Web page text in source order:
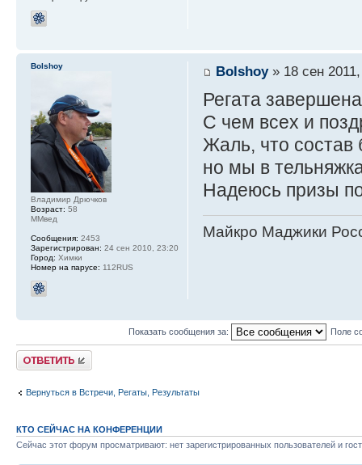
Bolshoy» 18 сен
Регата
С чем всех и
Жаль, что состав
но мы в
Надеюсь призы
Майкро Маджики
Bolshoy
Владимир Дрючков
Возраст: 58
ММвед
Сообщения: 2453
Зарегистрирован: 24 сен 2010, 23:20
Город: Химки
Номер на парусе: 112RUS
Показать сообщения за: Поле
Ответить
Вернуться в Встречи, Регаты, Результаты
КТО СЕЙЧАС НА КОНФЕРЕНЦИИ
Сейчас этот форум просматривают: нет зарегистрированных пользователей и